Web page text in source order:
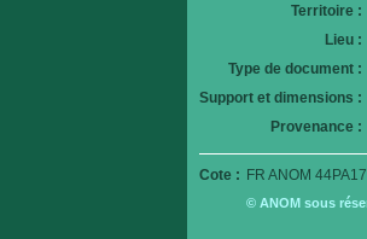
Territoire :
Lieu :
Type de document :
Support et dimensions :
Provenance :
Cote : FR ANOM
© ANOM sous